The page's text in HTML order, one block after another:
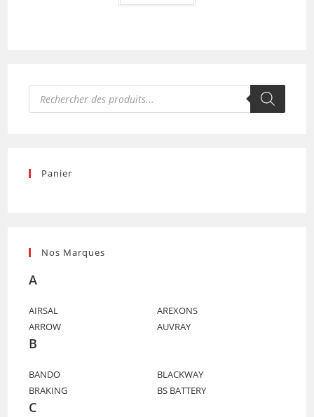
Recherche
produits
Panier
Nos Marques
A
AIRSAL
AREXONS
ARROW
AUVRAY
B
BANDO
BLACKWAY
BRAKING
BS BATTERY
C